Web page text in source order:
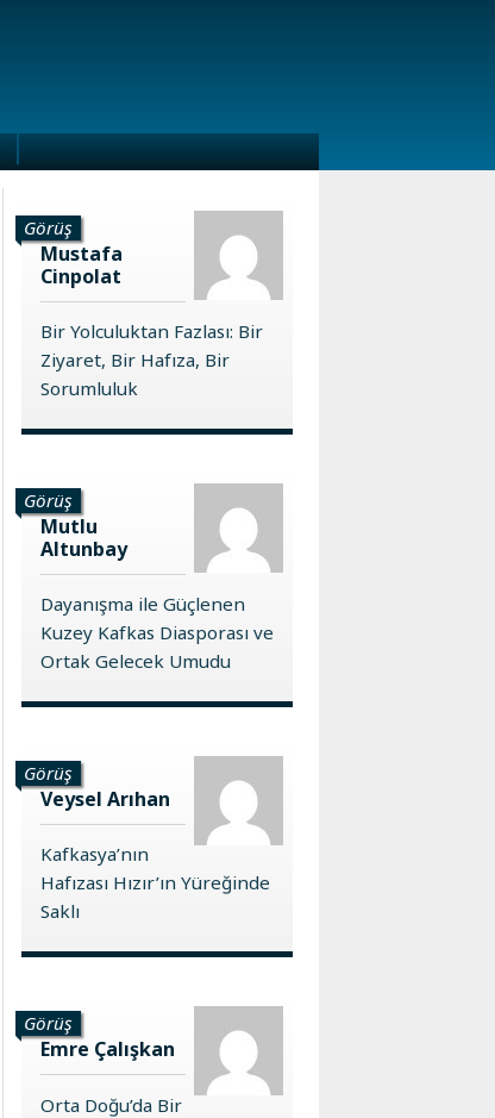
Görüş
Mustafa
Cinpolat
Bir Yolculuktan Fazlası: Bir
Ziyaret, Bir Hafıza, Bir
Sorumluluk
Görüş
Mutlu
Altunbay
Dayanışma ile Güçlenen
Kuzey Kafkas Diasporası ve
Ortak Gelecek Umudu
Görüş
Veysel Arıhan
Kafkasya’nın
Hafızası Hızır’ın Yüreğinde
Saklı
Görüş
Emre Çalışkan
Orta Doğu’da Bir